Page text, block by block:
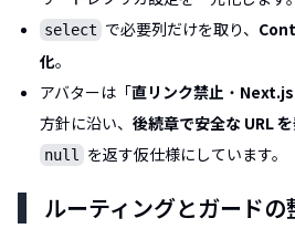
select で必要列だけを取り、
化。
アバターは「直リンク禁止 ・ Next.js
方針に沿い、 後続章で安全な URL
null を返す仮仕様にしています。
ルーティングとガードの